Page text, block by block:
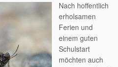
Nach hoffentlich
erholsamen
Ferien und
einem guten
Schulstart
möchten auch